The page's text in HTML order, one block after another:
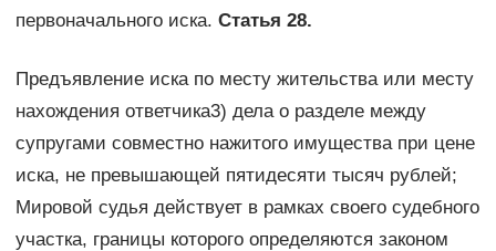
первоначального иска. Статья 28.
Предъявление иска по месту жительства или месту
нахождения ответчика3) дела о разделе между
супругами совместно нажитого имущества при цене
иска, не превышающей пятидесяти тысяч рублей;
Мировой судья действует в рамках своего судебного
участка, границы которого определяются законом